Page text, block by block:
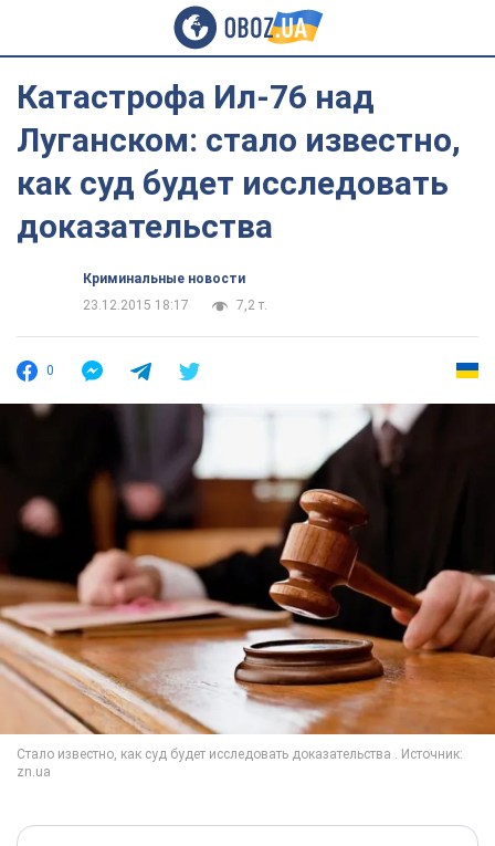
Катастрофа Ил-76 над
Луганском: стало известно,
как суд будет исследовать
доказательства
Криминальные новости
23.12.2015 18:17
7,2 т.
0